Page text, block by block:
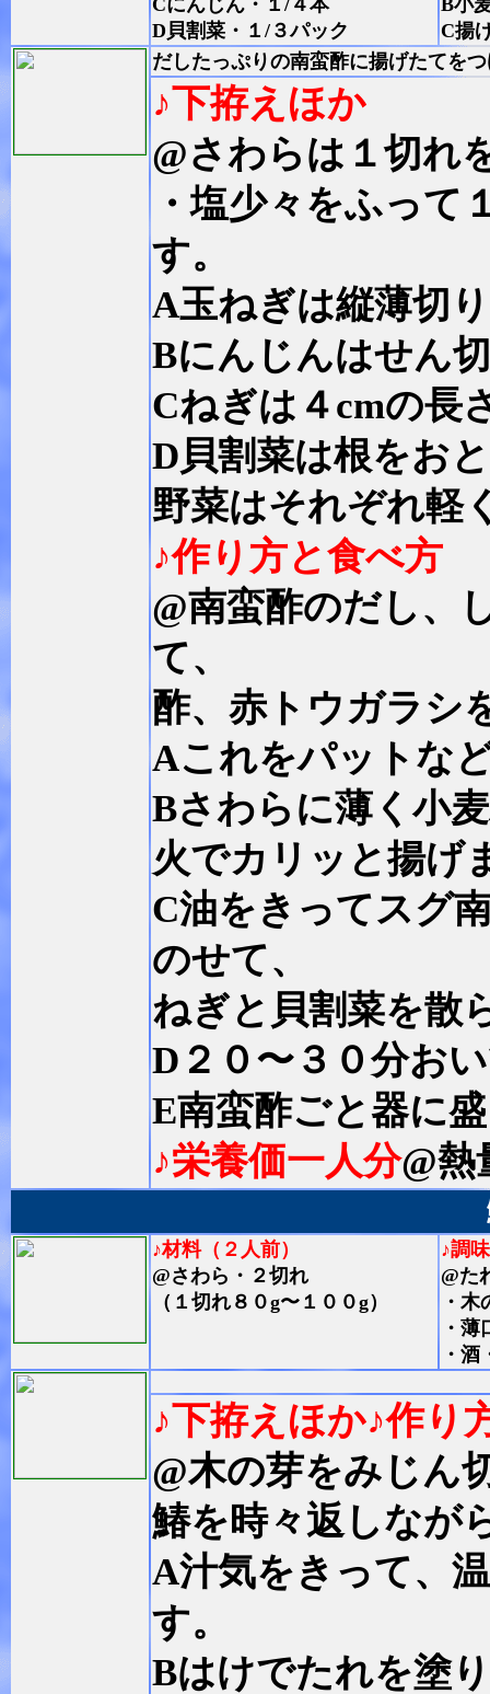
Cにんじん・１/４本
D貝割菜・１/３パック
B小
C揚
だしたっぷりの南蛮酢に揚げたてを
♪下拵えほか
@さわらは１切れ
・塩少々をふって
す。
A玉ねぎは縦薄切
Bにんじんはせん
Cねぎは４cmの長
D貝割菜は根をお
野菜はそれぞれ軽
♪作り方と食べ方
@南蛮酢のだし、
て、
酢、赤トウガラシ
Aこれをパットな
Bさわらに薄く小
火でカリッと揚げ
C油をきってスグ
のせて、
ねぎと貝割菜を散
D２０〜３０分お
E南蛮酢ごと器に
♪栄養価一人分@熱
♪材料（２人前）
@さわら・２切れ
（１切れ８０g〜１００g）
♪調
@た
・
・
・酒
♪下拵えほか♪作り
@木の芽をみじん
鰆を時々返しなが
A汁気をきって、
す。
Bはけでたれを塗